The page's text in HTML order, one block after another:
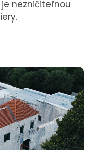
nezničiteľnou